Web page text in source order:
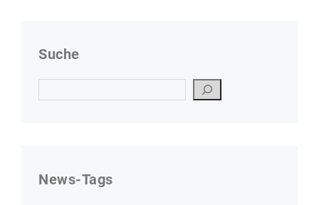
Suche
News-Tags